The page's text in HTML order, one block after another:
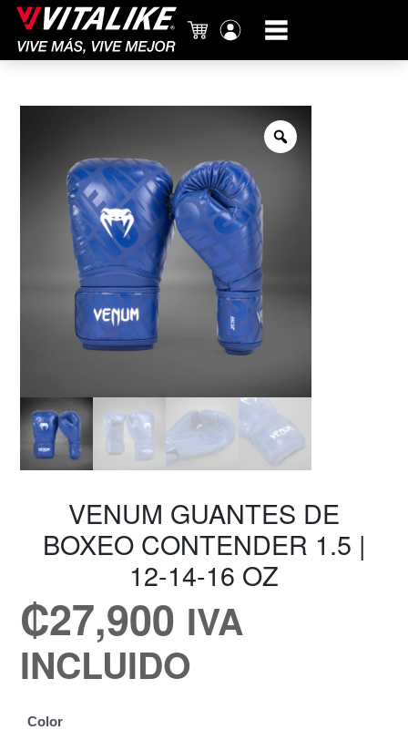
Carrito
cuenta
VENUM GUANTES DE
BOXEO CONTENDER 1.5 |
12-14-16 OZ
₡27,900 IVA
INCLUIDO
Color